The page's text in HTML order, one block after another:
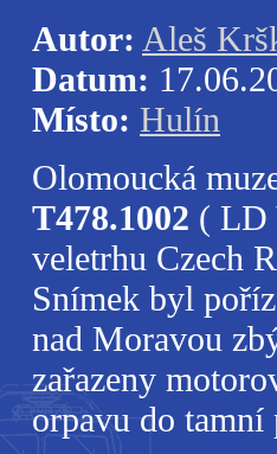
Autor: Aleš
Datum:
Místo: Hulín
Olomoucká
T478.1002 ( LD
veletrhu Czech
Snímek byl
nad Moravou
zařazeny
orpavu do